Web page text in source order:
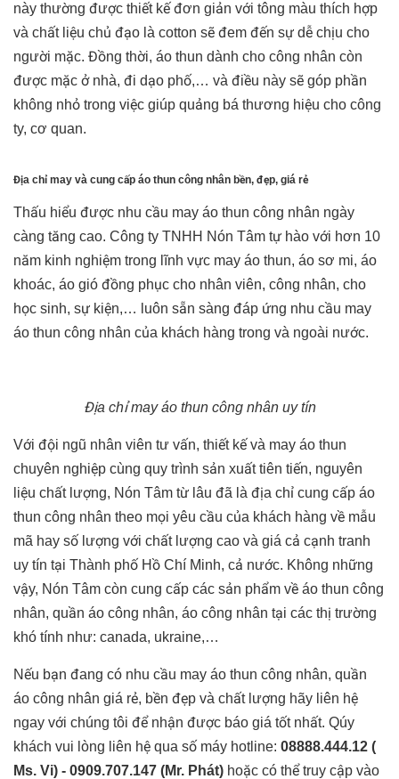
này thường được thiết kế đơn giản với tông màu thích hợp
và chất liệu chủ đạo là cotton sẽ đem đến sự dễ chịu cho
người mặc. Đồng thời, áo thun dành cho công nhân còn
được mặc ở nhà, đi dạo phố,… và điều này sẽ góp phần
không nhỏ trong việc giúp quảng bá thương hiệu cho công
ty, cơ quan.
Địa chỉ may và cung cấp áo thun công nhân bền, đẹp, giá rẻ
Thấu hiểu được nhu cầu may áo thun công nhân ngày
càng tăng cao. Công ty TNHH Nón Tâm tự hào với hơn 10
năm kinh nghiệm trong lĩnh vực may áo thun, áo sơ mi, áo
khoác, áo gió đồng phục cho nhân viên, công nhân, cho
học sinh, sự kiện,… luôn sẵn sàng đáp ứng nhu cầu may
áo thun công nhân của khách hàng trong và ngoài nước.
Địa chỉ may áo thun công nhân uy tín
Với đội ngũ nhân viên tư vấn, thiết kế và may áo thun
chuyên nghiệp cùng quy trình sản xuất tiên tiến, nguyên
liệu chất lượng, Nón Tâm từ lâu đã là địa chỉ cung cấp áo
thun công nhân theo mọi yêu cầu của khách hàng về mẫu
mã hay số lượng với chất lượng cao và giá cả cạnh tranh
uy tín tại Thành phố Hồ Chí Minh, cả nước. Không những
vậy, Nón Tâm còn cung cấp các sản phẩm về áo thun công
nhân, quần áo công nhân, áo công nhân tại các thị trường
khó tính như: canada, ukraine,…
Nếu bạn đang có nhu cầu may áo thun công nhân, quần
áo công nhân giá rẻ, bền đẹp và chất lượng hãy liên hệ
ngay với chúng tôi để nhận được báo giá tốt nhất. Qúy
khách vui lòng liên hệ qua số máy hotline: 08888.444.12 (
Ms. Vi) - 0909.707.147 (Mr. Phát) hoặc có thể truy cập vào